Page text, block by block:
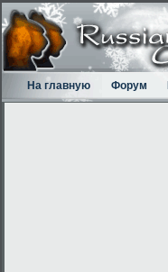
На главную Форум